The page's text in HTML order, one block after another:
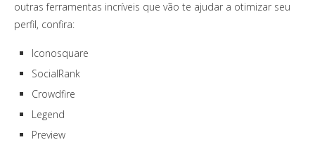
outras ferramentas incríveis que vão te ajudar a otimizar seu
perfil, confira:
Iconosquare
SocialRank
Crowdfire
Legend
Preview